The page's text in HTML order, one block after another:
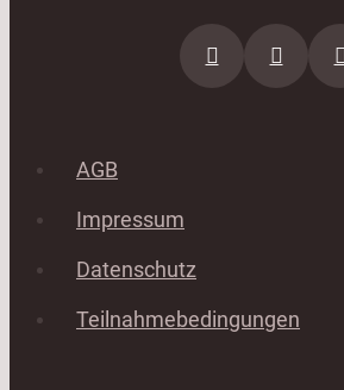
AGB
Impressum
Datenschutz
Teilnahmebedingungen